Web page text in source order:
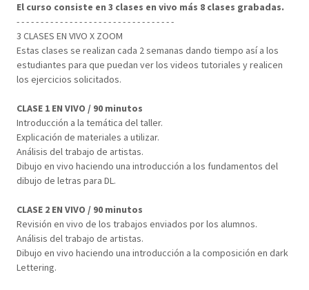
El curso consiste en 3 clases en vivo más 8 clases grabadas.
- - - - - - - - - - - - - - - - - - - - - - - - - - - - - - - - -
3 CLASES EN VIVO X ZOOM
Estas clases se realizan cada 2 semanas dando tiempo así a los
estudiantes para que puedan ver los videos tutoriales y realicen
los ejercicios solicitados.
CLASE 1 EN VIVO / 90 minutos
Introducción a la temática del taller.
Explicación de materiales a utilizar.
Análisis del trabajo de artistas.
Dibujo en vivo haciendo una introducción a los fundamentos del
dibujo de letras para DL.
CLASE 2 EN VIVO / 90 minutos
Revisión en vivo de los trabajos enviados por los alumnos.
Análisis del trabajo de artistas.
Dibujo en vivo haciendo una introducción a la composición en dark
Lettering.